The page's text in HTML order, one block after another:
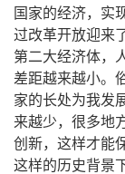
国家的经济，实
过改革开放迎来
第二大经济体，
差距越来越小。
家的长处为我发
来越少，很多地
创新，这样才能
这样的历史背景